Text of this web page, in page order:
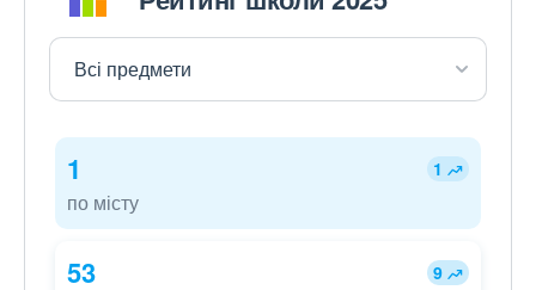
1 1
по місту
53 9